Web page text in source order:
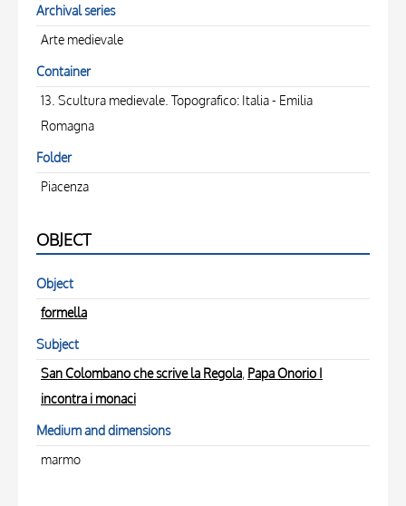
Archival series
Arte medievale
Container
13. Scultura medievale. Topografico: Italia - Emilia
Romagna
Folder
Piacenza
OBJECT
Object
formella
Subject
San Colombano che scrive la Regola, Papa Onorio I
incontra i monaci
Medium and dimensions
marmo